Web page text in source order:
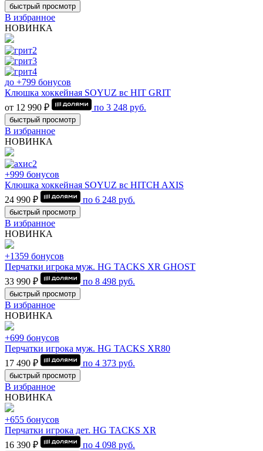
быстрый просмотр
В избранное
НОВИНКА
до +799 бонусов
Клюшка хоккейная SOYUZ вс HIT GRIT
от 12 990 ₽
по 3 248 руб.
быстрый просмотр
В избранное
НОВИНКА
+999 бонусов
Клюшка хоккейная SOYUZ вс HITCH AXIS
24 990 ₽
по 6 248 руб.
быстрый просмотр
В избранное
НОВИНКА
+1359 бонусов
Перчатки игрока муж. HG TACKS XR GHOST
33 990 ₽
по 8 498 руб.
быстрый просмотр
В избранное
НОВИНКА
+699 бонусов
Перчатки игрока муж. HG TACKS XR80
17 490 ₽
по 4 373 руб.
быстрый просмотр
В избранное
НОВИНКА
+655 бонусов
Перчатки игрока дет. HG TACKS XR
16 390 ₽
по 4 098 руб.